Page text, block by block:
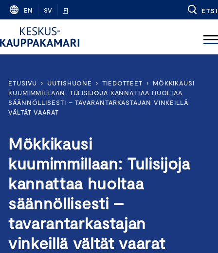
Skip
content
EN SV FI ETSI
ETUSIVU › UUTISHUONE › TIEDOTTEET ›
MÖKKIKAUSI
KUUMIMMILLAAN: TULISIJOJA KANNATTAA HUOLTAA
SÄÄNNÖLLISESTI – TAVARANTARKASTAJAN VINKEILLÄ
VÄLTÄT VAARAT
Mökkikausi
kuumimmillaan: Tulisijoja
kannattaa huoltaa
säännöllisesti –
tavarantarkastajan
vinkeillä vältät vaarat